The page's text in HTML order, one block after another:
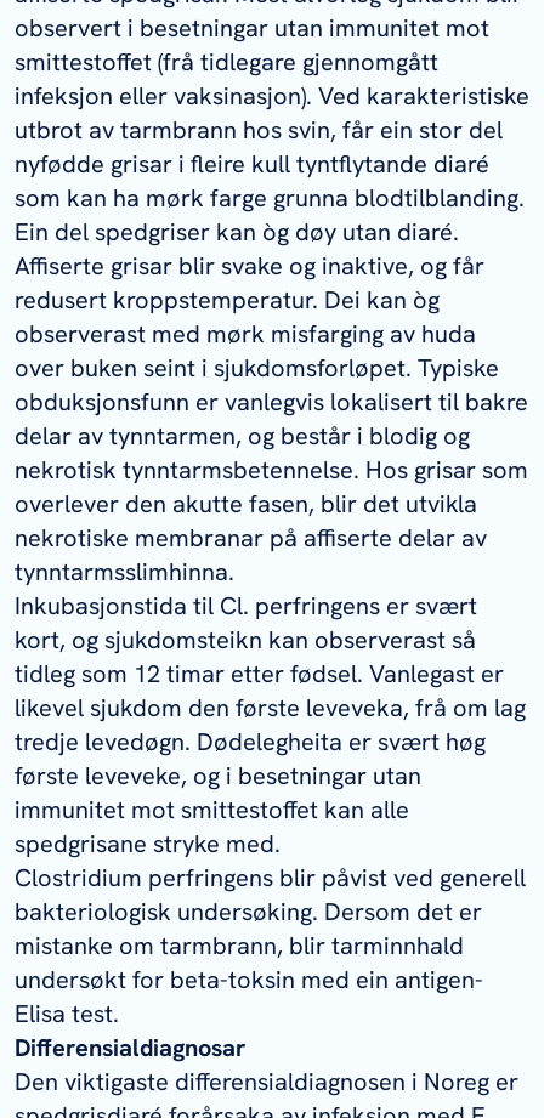
observert i besetningar utan immunitet mot
smittestoffet (frå tidlegare gjennomgått
infeksjon eller vaksinasjon). Ved karakteristiske
utbrot av tarmbrann hos svin, får ein stor del
nyfødde grisar i fleire kull tyntflytande diaré
som kan ha mørk farge grunna blodtilblanding.
Ein del spedgriser kan òg døy utan diaré.
Affiserte grisar blir svake og inaktive, og får
redusert kroppstemperatur. Dei kan òg
observerast med mørk misfarging av huda
over buken seint i sjukdomsforløpet. Typiske
obduksjonsfunn er vanlegvis lokalisert til bakre
delar av tynntarmen, og består i blodig og
nekrotisk tynntarmsbetennelse. Hos grisar som
overlever den akutte fasen, blir det utvikla
nekrotiske membranar på affiserte delar av
tynntarmsslimhinna.
Inkubasjonstida til Cl. perfringens er svært
kort, og sjukdomsteikn kan observerast så
tidleg som 12 timar etter fødsel. Vanlegast er
likevel sjukdom den første leveveka, frå om lag
tredje levedøgn. Dødelegheita er svært høg
første leveveke, og i besetningar utan
immunitet mot smittestoffet kan alle
spedgrisane stryke med.
Clostridium perfringens blir påvist ved generell
bakteriologisk undersøking. Dersom det er
mistanke om tarmbrann, blir tarminnhald
undersøkt for beta-toksin med ein antigen-
Elisa test.
Differensialdiagnosar
Den viktigaste differensialdiagnosen i Noreg er